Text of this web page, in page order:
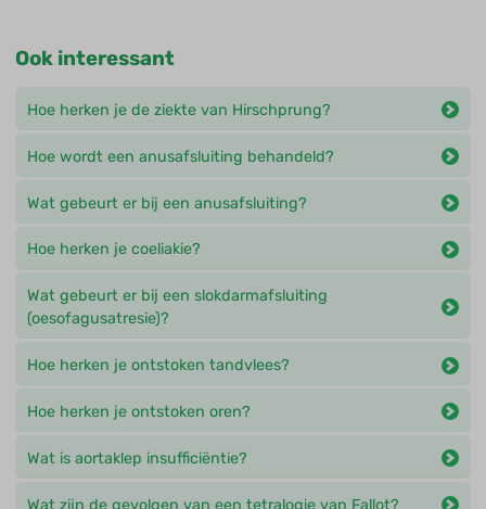
Ook interessant
Hoe herken je de ziekte van Hirschprung?
Hoe wordt een anusafsluiting behandeld?
Wat gebeurt er bij een anusafsluiting?
Hoe herken je coeliakie?
Wat gebeurt er bij een slokdarmafsluiting
(oesofagusatresie)?
Hoe herken je ontstoken tandvlees?
Hoe herken je ontstoken oren?
Wat is aortaklep insufficiëntie?
Wat zijn de gevolgen van een tetralogie van Fallot?